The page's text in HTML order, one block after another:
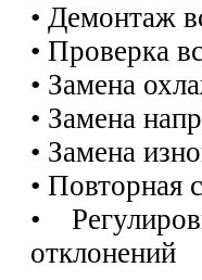
• Демонтаж
• Проверка
• Замена
• Замена
• Замена
• Повторная
•
отклонений